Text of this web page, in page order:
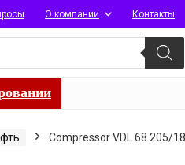
О компании Контакты
Compressor VDL 68 205/